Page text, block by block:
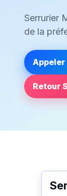
Serrurier
de la
Appeler
Retour